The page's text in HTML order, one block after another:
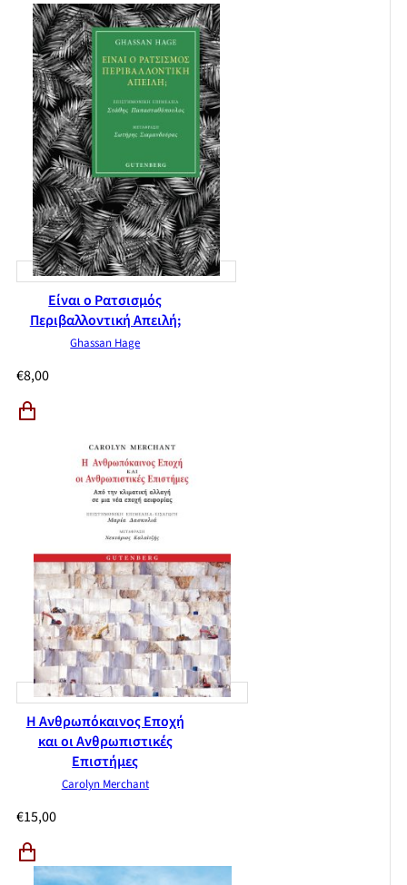
Είναι ο Ρατσισμός
Περιβαλλοντική Απειλή;
Ghassan Hage
€8,00
Η Ανθρωπόκαινος Εποχή
και οι Ανθρωπιστικές
Επιστήμες
Carolyn Merchant
€15,00